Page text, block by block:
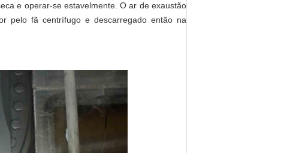
e operar-se estavelmente. O ar de exaustão
pelo fã centrífugo e descarregado então na